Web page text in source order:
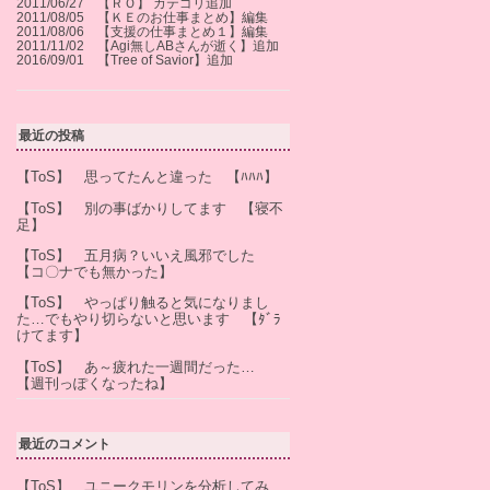
2011/08/05 【ＫＥのお仕事まとめ】編集
2011/08/06 【支援の仕事まとめ１】編集
2011/11/02 【Agi無しABさんが逝く】追加
2016/09/01 【Tree of Savior】追加
最近の投稿
【ToS】 思ってたんと違った 【ﾊﾊﾊ】
【ToS】 別の事ばかりしてます 【寝不
足】
【ToS】 五月病？いいえ風邪でした
【コ〇ナでも無かった】
【ToS】 やっぱり触ると気になりまし
た…でもやり切らないと思います 【ﾀﾞﾗ
けてます】
【ToS】 あ～疲れた一週間だった…
【週刊っぽくなったね】
最近のコメント
【ToS】 ユニークモリンを分析してみ